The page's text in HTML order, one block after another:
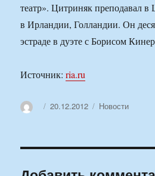
театр». Цитриняк преподавал
в Ирландии, Голландии. Он
эстраде в дуэте с Борисом
Источник:ria.ru
АвторОпубликовано
20.12.2012 Рубрики
Новости